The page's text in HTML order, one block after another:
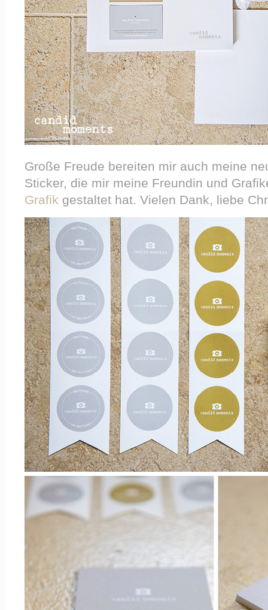
Große Freude bereiten mir auch meine
Sticker, die mir meine Freundin und
Grafik gestaltet hat. Vielen Dank, liebe